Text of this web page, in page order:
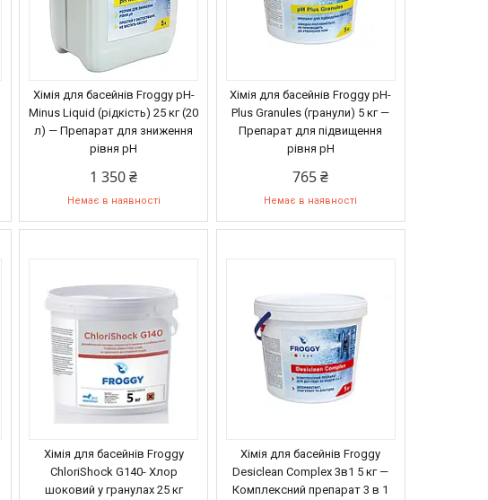
Хімія для басейнів Froggy рН-
Minus Liquid (рідкість) 25 кг (20
л) — Препарат для зниження
рівня pH
1 350 ₴
Немає в наявності
Хімія для басейнів Froggy pH-
Plus Granules (гранули) 5 кг —
Препарат для підвищення
рівня pH
765 ₴
Немає в наявності
Хімія для басейнів Froggy
ChloriShock G140- Хлор
шоковий у гранулах 25 кг
Хімія для басейнів Froggy
Desiclean Complex 3в1 5 кг —
Комплексний препарат 3 в 1